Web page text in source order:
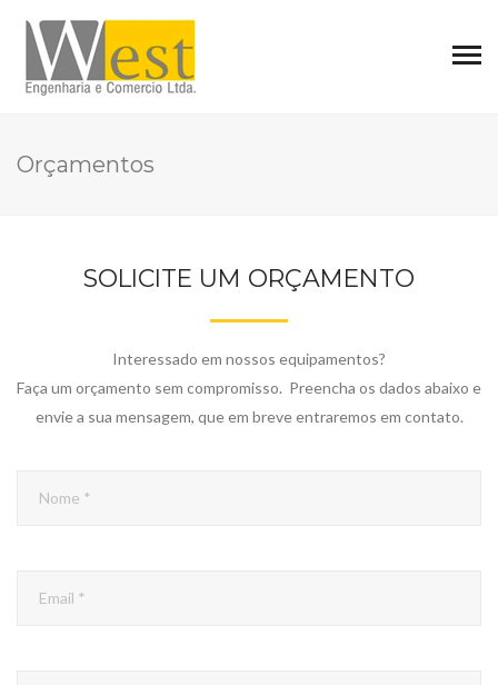
Orçamentos
SOLICITE UM ORÇAMENTO
Interessado em nossos equipamentos?
Faça um orçamento sem compromisso. Preencha os dados abaixo e
envie a sua mensagem, que em breve entraremos em contato.